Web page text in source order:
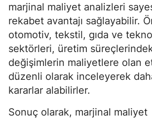
marjinal maliyet analizleri
rekabet avantajı sağlayabilir.
otomotiv, tekstil, gıda ve
sektörleri, üretim
değişimlerin maliyetlere olan
düzenli olarak inceleyerek
kararlar alabilirler.
Sonuç olarak, marjinal maliyet